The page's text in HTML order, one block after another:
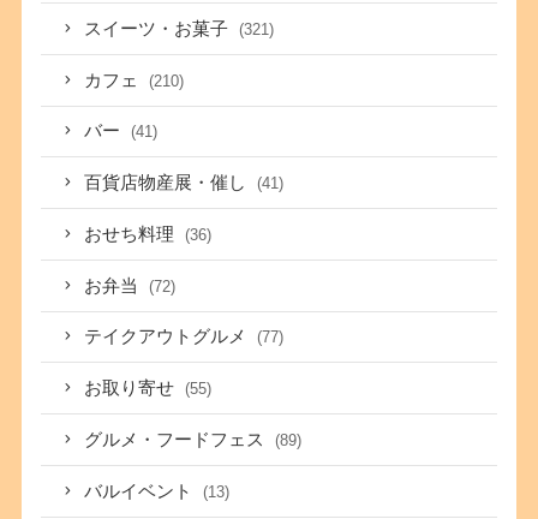
スイーツ・お菓子 (321)
カフェ (210)
バー (41)
百貨店物産展・催し (41)
おせち料理 (36)
お弁当 (72)
テイクアウトグルメ (77)
お取り寄せ (55)
グルメ・フードフェス (89)
バルイベント (13)